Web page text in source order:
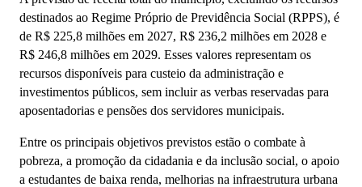
destinados ao Regime Próprio de Previdência Social (RPPS), é
de R$ 225,8 milhões em 2027, R$ 236,2 milhões em 2028 e
R$ 246,8 milhões em 2029. Esses valores representam os
recursos disponíveis para custeio da administração e
investimentos públicos, sem incluir as verbas reservadas para
aposentadorias e pensões dos servidores municipais.
Entre os principais objetivos previstos estão o combate à
pobreza, a promoção da cidadania e da inclusão social, o apoio
a estudantes de baixa renda, melhorias na infraestrutura urbana